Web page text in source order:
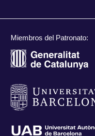
Miembros del Patronato: